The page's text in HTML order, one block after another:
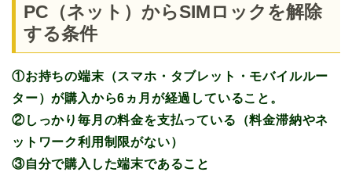
PC（ネット）からSIMロックを解除
する条件
①お持ちの端末（スマホ・タブレット・モバイルルー
ター）が購入から6ヵ月が経過していること。
②しっかり毎月の料金を支払っている（料金滞納やネ
ットワーク利用制限がない）
③自分で購入した端末であること